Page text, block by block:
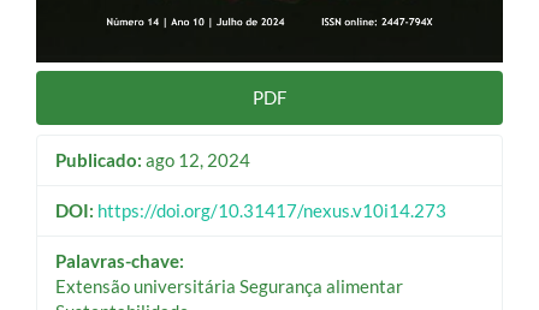
PDF
Publicado: ago 12, 2024
DOI: https://doi.org/10.31417/nexus.v10i14.273
Palavras-chave:
Extensão universitária Segurança alimentar